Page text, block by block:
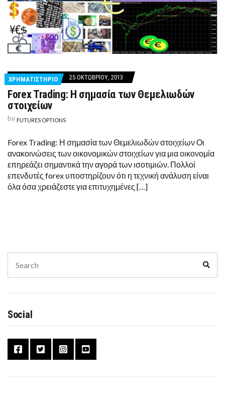
ΧΡΗΜΑΤΙΣΤΗΡΙΟ 25 ΟΚΤΩΒΡΊΟΥ, 2013
Forex Trading: Η σημασία των Θεμελιωδών
στοιχείων
by FUTURES OPTIONS
Forex Trading: Η σημασία των Θεμελιωδών στοιχείων Οι
ανακοινώσεις των οικονομικών στοιχείων για μια οικονομία
επηρεάζει σημαντικά την αγορά των ισοτιμιών. Πολλοί
επενδυτές forex υποστηρίζουν ότι η τεχνική ανάλυση είναι
όλα όσα χρειάζεστε για επιτυχημένες […]
for:
Social